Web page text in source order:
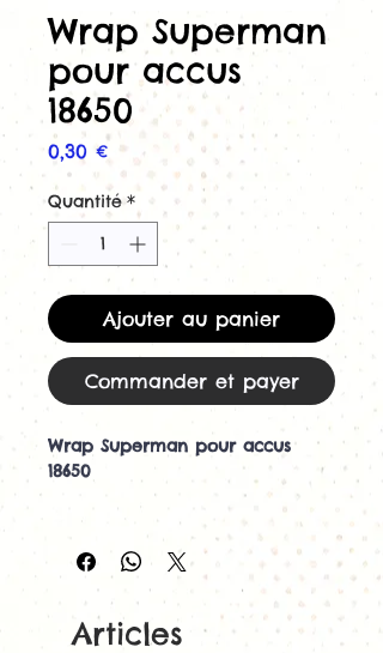
Wrap Superman
pour accus
18650
0,30 €Prix
Quantité *
Ajouter au panier
Commander et payer
Wrap Superman pour accus
18650
accus 18650 avec ce wrap
Superman.
Les accus dont la protection
d'origine est déchirée est un
Articles